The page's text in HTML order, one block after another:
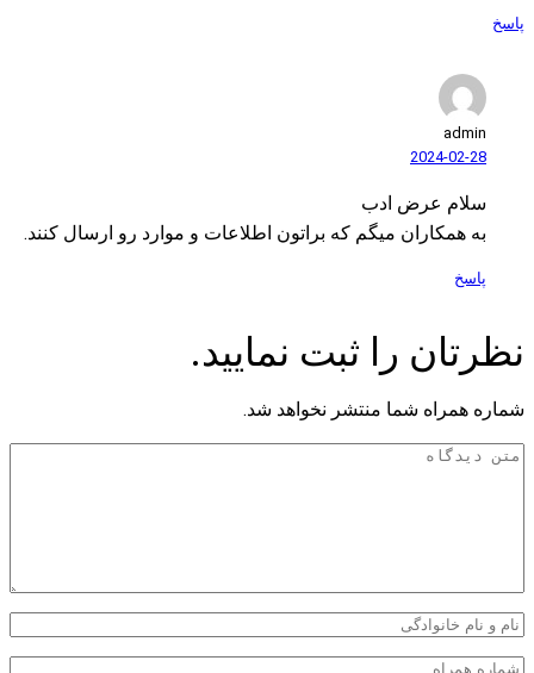
پاسخ
admin
2024-02-28
سلام عرض ادب
به همکاران میگم که براتون اطلاعات و موارد رو ارسال کنند.
پاسخ
نظرتان را ثبت نمایید.
شماره همراه شما منتشر نخواهد شد.